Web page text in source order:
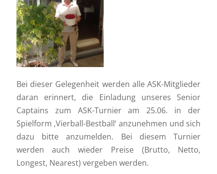
Bei dieser Gelegenheit werden alle ASK-Mitglieder
daran erinnert, die Einladung unseres Senior
Captains zum ASK-Turnier am 25.06. in der
Spielform ‚Vierball-Bestball‘ anzunehmen und sich
dazu bitte anzumelden. Bei diesem Turnier
werden auch wieder Preise (Brutto, Netto,
Longest, Nearest) vergeben werden.